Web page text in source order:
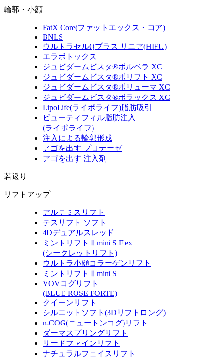
輪郭・小顔
FatX Core(ファットエックス・コア)
BNLS
ウルトラセルQプラス リニア(HIFU)
エラボトックス
ジュビダームビスタ®ボルベラ XC
ジュビダームビスタ®ボリフト XC
ジュビダームビスタ®ボリューマ XC
ジュビダームビスタ®ボラックス XC
LipoLife(ライポライフ)脂肪吸引
ビューティフィル脂肪注入
(ライポライフ)
注入による輪郭形成
アゴを出す プロテーゼ
アゴを出す 注入剤
若返り
リフトアップ
アルテミスリフト
テスリフト ソフト
4Dデュアルスレッド
ミントリフトⅡmini S Flex
(シークレットリフト)
ウルトラ小顔コラーゲンリフト
ミントリフトⅡmini S
VOVコグリフト
(BLUE ROSE FORTE)
クイーンリフト
シルエットソフト (3Dリフトロング)
n-COG(ニュートンコグ)リフト
ダーマスプリングリフト
リードファインリフト
ナチュラルフェイスリフト